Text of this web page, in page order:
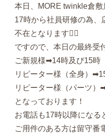
本日、MORE twinkle倉敷
17時から社員研修の為、
不在となります🙇‍♂‍
ですので、本日の最終受
ご新規様➡︎14時及び15時
リピーター様（全身）
リピーター様（パーツ）
となっております！
お電話も17時以降になる
ご用件のある方は留守番